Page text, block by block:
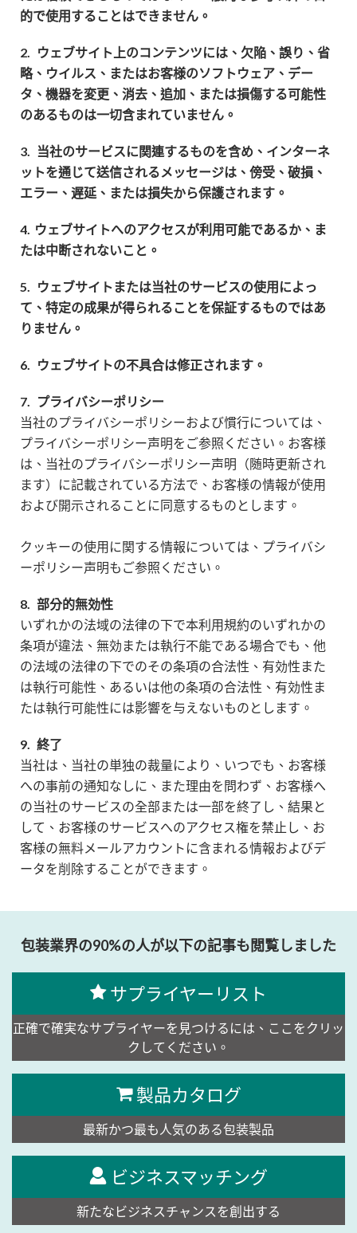
的で使用することはできません。
2. ウェブサイト上のコンテンツには、欠陥、誤り、省
略、ウイルス、またはお客様のソフトウェア、デー
タ、機器を変更、消去、追加、または損傷する可能性
のあるものは一切含まれていません。
3. 当社のサービスに関連するものを含め、インターネ
ットを通じて送信されるメッセージは、傍受、破損、
エラー、遅延、または損失から保護されます。
4. ウェブサイトへのアクセスが利用可能であるか、ま
たは中断されないこと。
5. ウェブサイトまたは当社のサービスの使用によっ
て、特定の成果が得られることを保証するものではあ
りません。
6. ウェブサイトの不具合は修正されます。
7. プライバシーポリシー
当社のプライバシーポリシーおよび慣行については、
プライバシーポリシー声明をご参照ください。お客様
は、当社のプライバシーポリシー声明（随時更新され
ます）に記載されている方法で、お客様の情報が使用
および開示されることに同意するものとします。
クッキーの使用に関する情報については、プライバシ
ーポリシー声明もご参照ください。
8. 部分的無効性
いずれかの法域の法律の下で本利用規約のいずれかの
条項が違法、無効または執行不能である場合でも、他
の法域の法律の下でのその条項の合法性、有効性また
は執行可能性、あるいは他の条項の合法性、有効性ま
たは執行可能性には影響を与えないものとします。
9. 終了
当社は、当社の単独の裁量により、いつでも、お客様
への事前の通知なしに、また理由を問わず、お客様へ
の当社のサービスの全部または一部を終了し、結果と
して、お客様のサービスへのアクセス権を禁止し、お
客様の無料メールアカウントに含まれる情報およびデ
ータを削除することができます。
包装業界の90%の人が以下の記事も閲覧しました
サプライヤーリスト
正確で確実なサプライヤーを見つけるには、ここをクリッ
クしてください。
製品カタログ
最新かつ最も人気のある包装製品
ビジネスマッチング
新たなビジネスチャンスを創出する